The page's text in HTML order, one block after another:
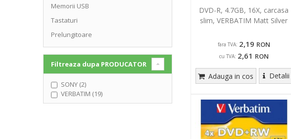
DVD-R, 4.7GB, 16X, carcasa
slim, VERBATIM Matt Silver
fara TVA: 2,19 RON
cu TVA: 2,61 RON
Adauga in cos Detalii
Memorii USB
Tastaturi
Prelungitoare
Filtreaza dupa PRODUCATOR
SONY (2)
VERBATIM (19)